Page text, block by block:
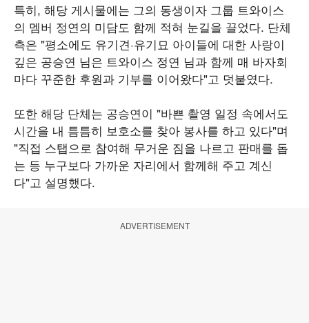
특히, 해당 게시물에는 그의 동생이자 그룹 트와이스
의 멤버 정연의 미담도 함께 적혀 눈길을 끌었다. 단체
측은 "평소에도 유기견·유기묘 아이들에 대한 사랑이
깊은 공승연 님은 트와이스 정연 님과 함께 매 바자회
마다 꾸준한 후원과 기부를 이어왔다"고 덧붙였다.
또한 해당 단체는 공승연이 "바쁜 촬영 일정 속에서도
시간을 내 틈틈히 보호소를 찾아 봉사를 하고 있다"며
"직접 스탭으로 참여해 무거운 짐을 나르고 판매를 돕
는 등 누구보다 가까운 자리에서 함께해 주고 계신
다"고 설명했다.
ADVERTISEMENT